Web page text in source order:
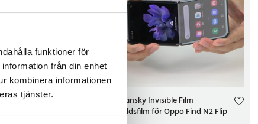
funktioner för
från din enhet
kombinera informationen
tjänster.
Film
Honor 90
Wozinsky Invisible Film
skyddsfilm för Oppo Find N2 Flip